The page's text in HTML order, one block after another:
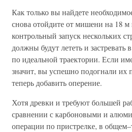
Как только вы найдете
снова отойдите от мишени на 18 м
контрольный запуск нескольких
должны будут лететь и
по идеальной траектории. Если
значит, вы успешно подогнали их
теперь добавить оперение.
Хотя древки и требуют большей
сравнении с карбоновыми и
операции по пристрелке, в